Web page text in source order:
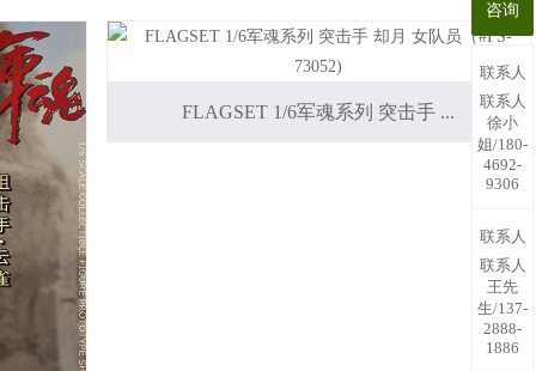
FLAGSET 1/6军魂系列 突击手 ...
咨询
联系人
联系人
徐小
姐/180-
4692-
9306
联系人
联系人
王先
生/137-
2888-
1886